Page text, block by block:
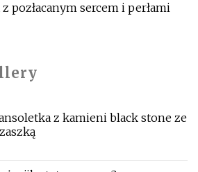
pozłacanym sercem i perłami
z kamieni black stone ze